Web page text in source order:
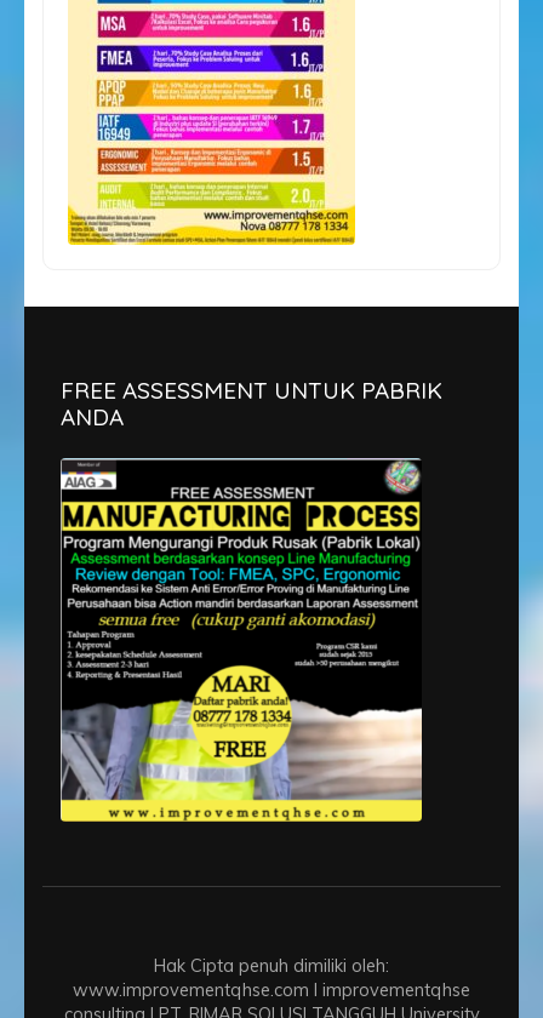
FREE ASSESSMENT UNTUK PABRIK
ANDA
Hak Cipta penuh dimiliki oleh:
www.improvementqhse.com I improvementqhse